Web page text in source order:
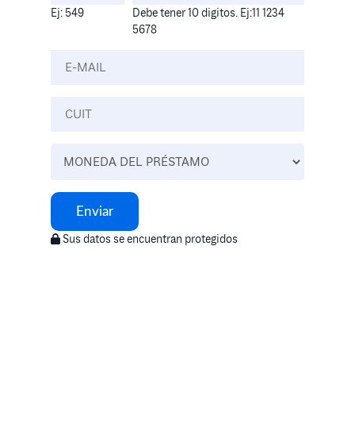
Ej: 549
Debe tener 10 digitos. Ej:11 1234
5678
Enviar
Sus datos se encuentran protegidos